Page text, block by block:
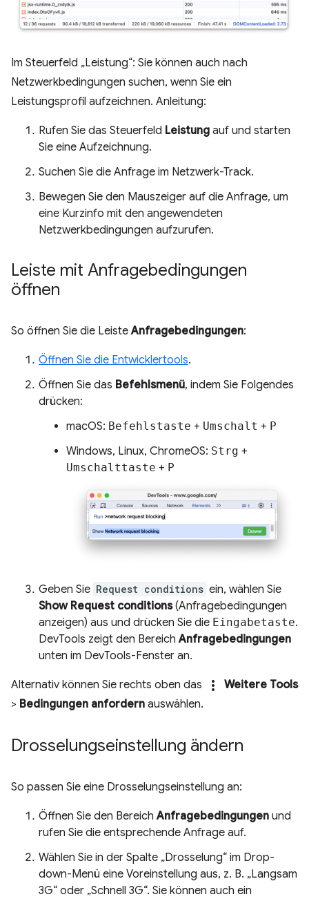
Im Steuerfeld „Leistung“: Sie können auch nach
Netzwerkbedingungen suchen, wenn Sie ein
Leistungsprofil aufzeichnen. Anleitung:
Rufen Sie das Steuerfeld Leistung auf und starten
Sie eine Aufzeichnung.
Suchen Sie die Anfrage im Netzwerk-Track.
Bewegen Sie den Mauszeiger auf die Anfrage, um
eine Kurzinfo mit den angewendeten
Netzwerkbedingungen aufzurufen.
Leiste mit Anfragebedingungen
öffnen
So öffnen Sie die LeisteAnfragebedingungen:
Öffnen Sie die Entwicklertools.
Öffnen Sie das Befehlsmenü, indem Sie Folgendes
drücken:
macOS: Befehlstaste + Umschalt + P
Windows, Linux, ChromeOS: Strg +
Umschalttaste + P
Geben Sie Request conditions ein, wählen Sie
Show Request conditions(Anfragebedingungen
anzeigen) aus und drücken Sie die Eingabetaste.
DevTools zeigt den BereichAnfragebedingungen
unten im DevTools-Fenster an.
Alternativ können Sie rechts oben das more_vert
Weitere Tools
> Bedingungen anfordern auswählen.
Drosselungseinstellung ändern
So passen Sie eine Drosselungseinstellung an:
Öffnen Sie den BereichAnfragebedingungen und
rufen Sie die entsprechende Anfrage auf.
Wählen Sie in der Spalte „Drosselung“ im Drop-
down-Menü eine Voreinstellung aus, z. B. „Langsam
3G“ oder „Schnell 3G“. Sie können auch ein